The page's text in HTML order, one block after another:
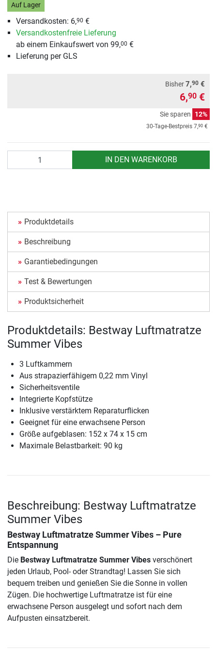
Auf Lager
Versandkosten: 6,90 €
Versandkostenfreie Lieferung
ab einem Einkaufswert von 99,00 €
Lieferung per GLS
Bisher7,90 €
6,90 €
Sie sparen 12%
30-Tage-Bestpreis 7,90 €
IN DEN WARENKORB
Produktdetails
Beschreibung
Garantiebedingungen
Test & Bewertungen
Produktsicherheit
Produktdetails: Bestway Luftmatratze
Summer Vibes
3 Luftkammern
Aus strapazierfähigem 0,22 mm Vinyl
Sicherheitsventile
Integrierte Kopfstütze
Inklusive verstärktem Reparaturflicken
Geeignet für eine erwachsene Person
Größe aufgeblasen: 152 x 74 x 15 cm
Maximale Belastbarkeit: 90 kg
Beschreibung: Bestway Luftmatratze
Summer Vibes
Bestway Luftmatratze Summer Vibes – Pure
Entspannung
Die Bestway Luftmatratze Summer Vibes verschönert
jeden Urlaub, Pool- oder Strandtag! Lassen Sie sich
bequem treiben und genießen Sie die Sonne in vollen
Zügen. Die hochwertige Luftmatratze ist für eine
erwachsene Person ausgelegt und sofort nach dem
Aufpusten einsatzbereit.